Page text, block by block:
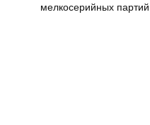
мелкосерийных партий.